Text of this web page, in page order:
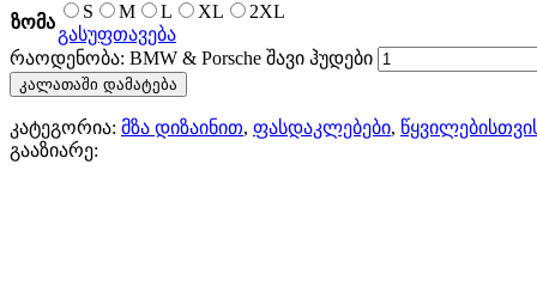
ზომა
S M L XL
2XL
გასუფთავება
რაოდენობა: BMW & Porsche შავი ჰუდები
კალათაში დამატება
კატეგორია: მზა დიზაინით, ფასდაკლებები,
გააზიარე: